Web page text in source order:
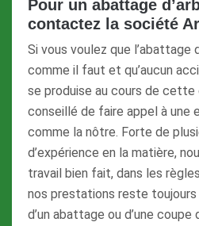
Pour un abattage
contactez la société
Si vous voulez que l’abattage
comme il faut et qu’aucun
se produise au cours de cette
conseillé de faire appel à une
comme la nôtre. Forte de
d’expérience en la matière,
travail bien fait, dans les
nos prestations reste toujours
d’un abattage ou d’une coupe